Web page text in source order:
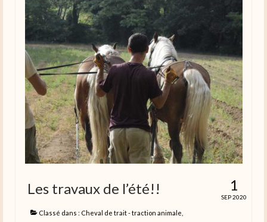
1
SEP 2020
Les travaux de l’été!!
Classé dans : Cheval de trait - traction animale